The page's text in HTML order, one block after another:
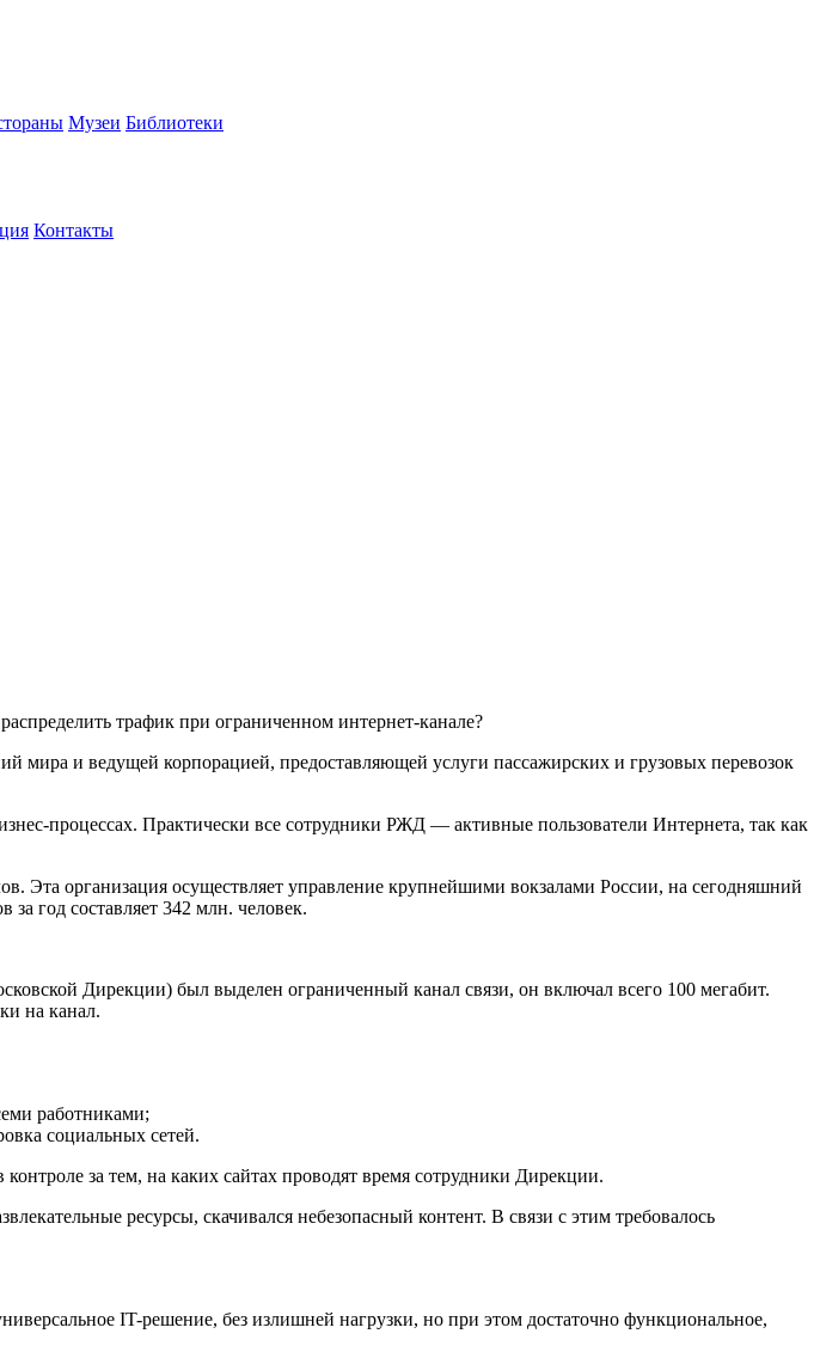
Музеи Библиотеки
Контакты
трафик при ограниченном интернет-канале?
и ведущей корпорацией, предоставляющей услуги пассажирских и грузовых перевозок
процессах. Практически все сотрудники РЖД — активные пользователи Интернета, так как
организация осуществляет управление крупнейшими вокзалами России, на сегодняшний
год составляет 342 млн. человек.
Дирекции) был выделен ограниченный канал связи, он включал всего 100 мегабит.
на канал.
работниками;
социальных сетей.
за тем, на каких сайтах проводят время сотрудники Дирекции.
ресурсы, скачивался небезопасный контент. В связи с этим требовалось
IT-решение, без излишней нагрузки, но при этом достаточно функциональное,